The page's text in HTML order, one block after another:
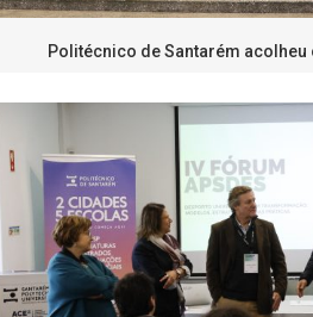
Politécnico de Santarém acolheu